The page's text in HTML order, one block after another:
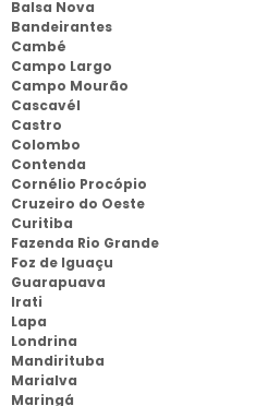
Balsa Nova
Bandeirantes
Cambé
Campo Largo
Campo Mourão
Cascavél
Castro
Colombo
Contenda
Cornélio Procópio
Cruzeiro do Oeste
Curitiba
Fazenda Rio Grande
Foz de Iguaçu
Guarapuava
Irati
Lapa
Londrina
Mandirituba
Marialva
Maringá